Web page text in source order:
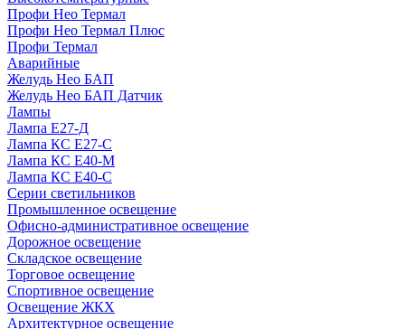
Профи Нео Термал
Профи Нео Термал Плюс
Профи Термал
Аварийные
Желудь Нео БАП
Желудь Нео БАП Датчик
Лампы
Лампа Е27-Д
Лампа КС Е27-С
Лампа КС Е40-М
Лампа КС Е40-С
Серии светильников
Промышленное освещение
Офисно-административное освещение
Дорожное освещение
Складское освещение
Торговое освещение
Спортивное освещение
Освещение ЖКХ
Архитектурное освещение